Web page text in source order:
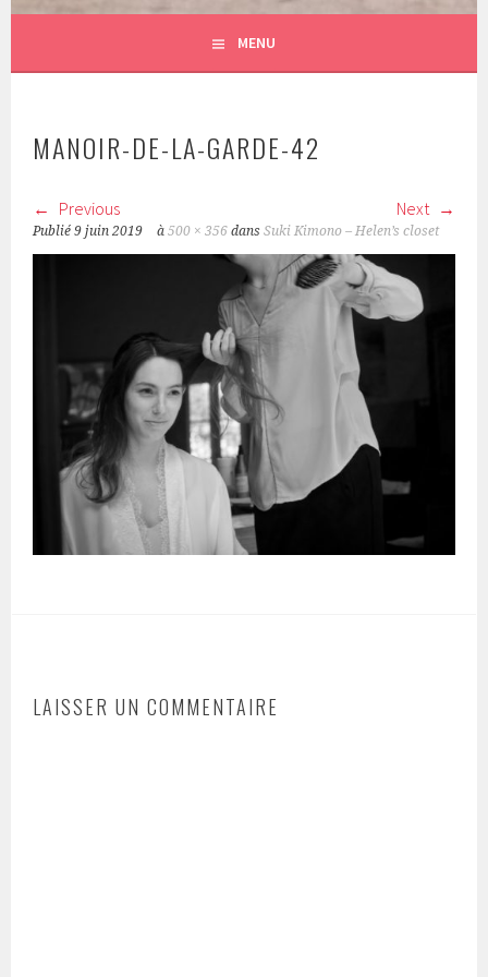
MENU
MANOIR-DE-LA-GARDE-42
Previous Next
Publié9 juin 2019 à500 × 356 dansSuki Kimono – Helen’s closet
LAISSER UN COMMENTAIRE